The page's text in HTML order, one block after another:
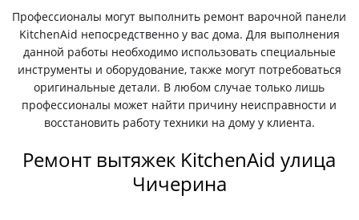
Профессионалы могут выполнить ремонт варочной панели
KitchenAid непосредственно у вас дома. Для выполнения
данной работы необходимо использовать специальные
инструменты и оборудование, также могут потребоваться
оригинальные детали. В любом случае только лишь
профессионалы может найти причину неисправности и
восстановить работу техники на дому у клиента.
Ремонт вытяжек KitchenAid улица
Чичерина